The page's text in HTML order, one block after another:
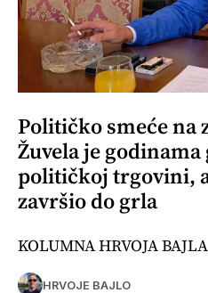
Političko smeće na
Žuvela je
političkoj trgovini,
završio do grla
KOLUMNA HRVOJA BAJLA
HRVOJE BAJLO